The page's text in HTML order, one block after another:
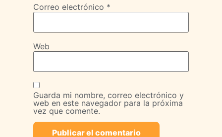
Correo electrónico *
Web
Guarda mi nombre, correo electrónico y
web en este navegador para la próxima
vez que comente.